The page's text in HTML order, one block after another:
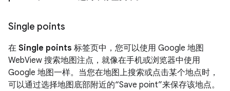
Single points
在 Single points 标签页中，您可以使用 Google 地图
WebView 搜索地图注点，就像在手机或浏览器中使用
Google 地图一样。当您在地图上搜索或点击某个地点时，
可以通过选择地图底部附近的“Save point”来保存该地点。